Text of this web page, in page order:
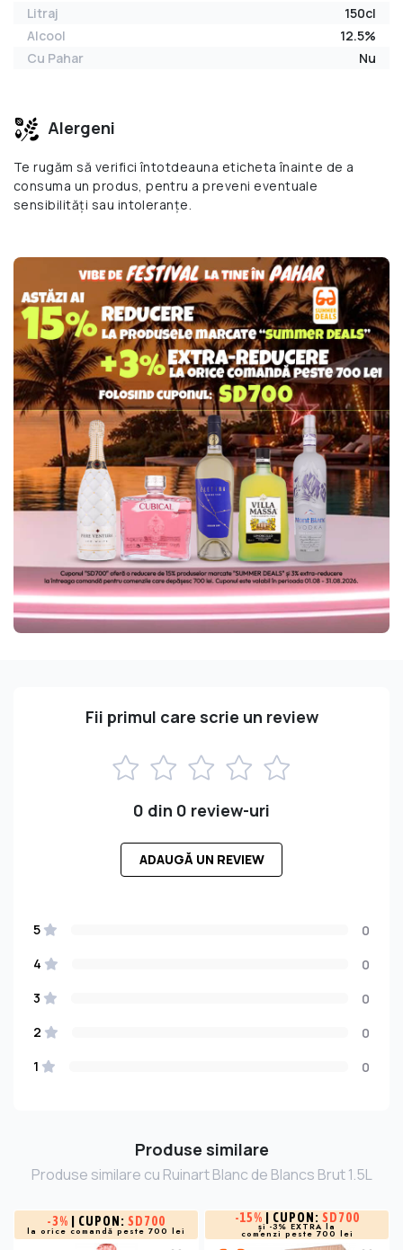
Litraj
150cl
Alcool
12.5%
Cu Pahar
Nu
Alergeni
Te rugăm să verifici întotdeauna eticheta înainte de a
consuma un produs, pentru a preveni eventuale
sensibilități sau intoleranțe.
Fii primul care scrie un review
0 din 0 review-uri
ADAUGĂ UN REVIEW
5
0
4
0
3
0
2
0
1
0
Produse similare
Produse similare cu Ruinart Blanc de Blancs Brut 1.5L
-3% | CUPON: SD700
la orice comandă peste 700 lei
-15% | CUPON: SD700
și -3% EXTRA la
comenzi peste 700 lei